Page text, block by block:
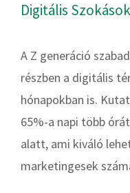
Digitális
A Z generáció
részben a digitális
hónapokban is.
65%-a napi több
alatt, ami kiváló
marketingesek